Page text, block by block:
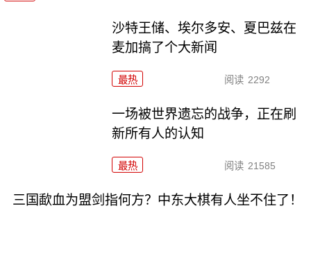
沙特王储、埃尔多安、夏巴兹在
麦加搞了个大新闻
最热 阅读 2292
一场被世界遗忘的战争，正在刷
新所有人的认知
最热 阅读 21585
三国歃血为盟剑指何方？中东大棋有人坐不住了！